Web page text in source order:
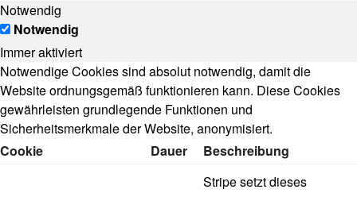
Notwendig
Notwendig
Immer aktiviert
Notwendige Cookies sind absolut notwendig, damit die
Website ordnungsgemäß funktionieren kann. Diese Cookies
gewährleisten grundlegende Funktionen und
Sicherheitsmerkmale der Website, anonymisiert.
Cookie
Dauer Beschreibung
Stripe setzt dieses